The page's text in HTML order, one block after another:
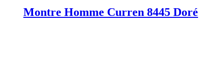
Montre Homme Curren 8445 Doré